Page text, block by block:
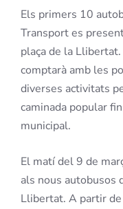
Els primers 10
Transport es
plaça de la
comptarà amb les
diverses activitats
caminada popular
municipal.
El matí del 9 de
als nous autobusos
Llibertat. A partir